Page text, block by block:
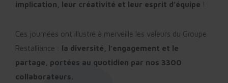
implication, leur créativité et leur esprit d’équipe !
Ces journées ont illustré à merveille les valeurs du Groupe
Restalliance : la diversité, l’engagement et le
partage, portées au quotidien par nos 3300
collaborateurs.